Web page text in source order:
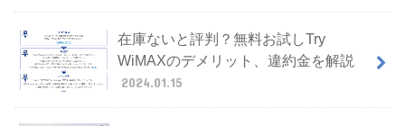
在庫ないと評判？無料お試しTry
WiMAXのデメリット、違約金を解説
2024.01.15